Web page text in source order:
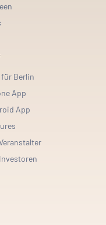
für Berlin
App
App